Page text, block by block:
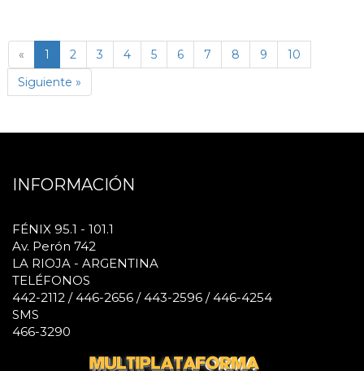
« 1 (página
actual)
2 3 4 5 6 7 8 9
10
Siguiente »
INFORMACIÓN
FÉNIX 95.1 - 101.1
Av. Perón 742
LA RIOJA - ARGENTINA
TELÉFONOS
442-2112 / 446-2656 / 443-2596 / 446-4254
SMS
466-3290